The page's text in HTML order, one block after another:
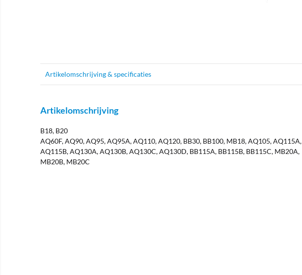
Artikelomschrijving & specificaties
Artikelomschrijving
B18, B20
AQ60F, AQ90, AQ95, AQ95A, AQ110, AQ120, BB30, BB100, MB18, AQ105, AQ115A,
AQ115B, AQ130A, AQ130B, AQ130C, AQ130D, BB115A, BB115B, BB115C, MB20A,
MB20B, MB20C